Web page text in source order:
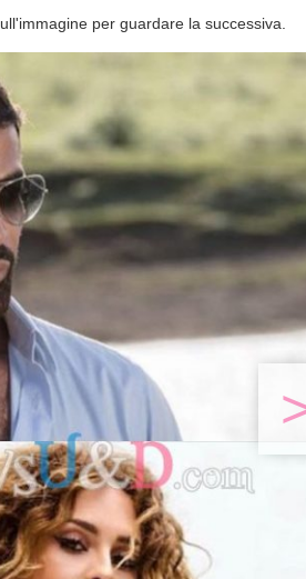
per guardare la successiva.